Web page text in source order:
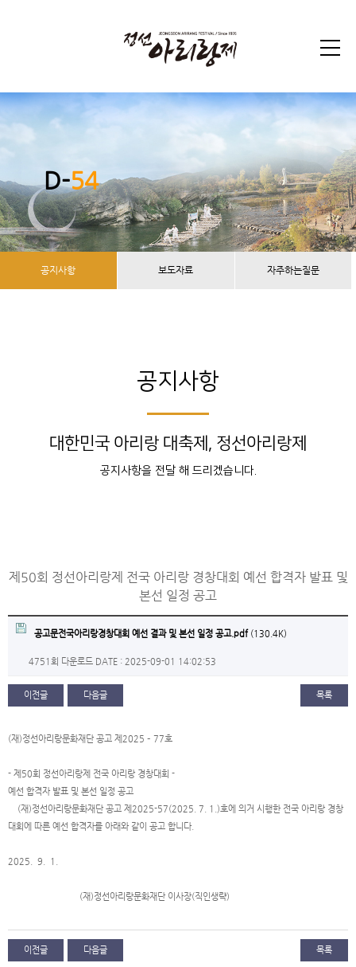
D-54
공지사항 보도자료 자주하는질문
공지사항
대한민국 아리랑 대축제, 정선아리랑제
공지사항을 전달 해 드리겠습니다.
제50회 정선아리랑제 전국 아리랑 경창대회 예선 합격자 발표 및
본선 일정 공고
공고문전국아리랑경창대회 예선 결과 및 본선 일정 공고.pdf (130.4K)
4751회 다운로드 DATE : 2025-09-01 14:02:53
이전글 다음글 목록
(재)정선아리랑문화재단 공고 제2025 – 77호
- 제50회 정선아리랑제 전국 아리랑 경창대회 -
예선 합격자 발표 및 본선 일정 공고
(재)정선아리랑문화재단 공고 제2025-57(2025. 7. 1.)호에 의거 시행한 전국 아리랑 경창
대회에 따른 예선 합격자를 아래와 같이 공고 합니다.
2025. 9. 1.
(재)정선아리랑문화재단 이사장(직인생략)
이전글 다음글 목록